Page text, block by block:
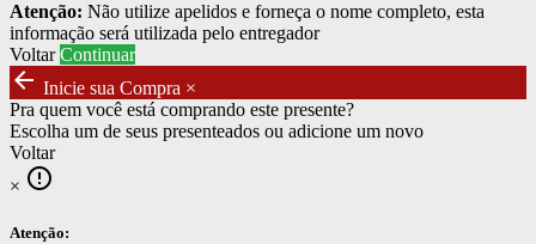
Atenção: Não utilize apelidos e forneça o nome completo, esta
informação será utilizada pelo entregador
Voltar Continuar
arrow_back Inicie sua Compra ×
Pra quem você está comprando este presente?
Escolha um de seus presenteados ou adicione um novo
Voltar
× error_outline
Atenção: